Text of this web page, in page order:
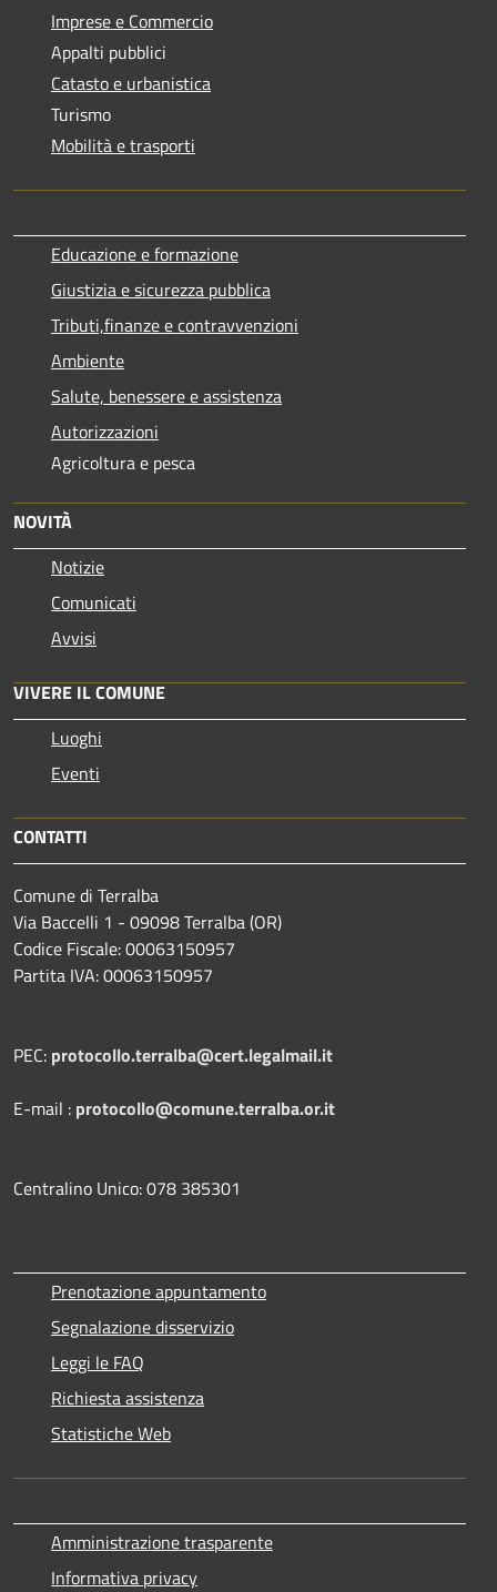
Imprese e Commercio
Appalti pubblici
Catasto e urbanistica
Turismo
Mobilità e trasporti
Educazione e formazione
Giustizia e sicurezza pubblica
Tributi,finanze e contravvenzioni
Ambiente
Salute, benessere e assistenza
Autorizzazioni
Agricoltura e pesca
NOVITÀ
Notizie
Comunicati
Avvisi
VIVERE IL COMUNE
Luoghi
Eventi
CONTATTI
Comune di Terralba
Via Baccelli 1 - 09098 Terralba (OR)
Codice Fiscale: 00063150957
Partita IVA: 00063150957
PEC: protocollo.terralba@cert.legalmail.it
E-mail : protocollo@comune.terralba.or.it
Centralino Unico: 078 385301
Prenotazione appuntamento
Segnalazione disservizio
Leggi le FAQ
Richiesta assistenza
Statistiche Web
Amministrazione trasparente
Informativa privacy